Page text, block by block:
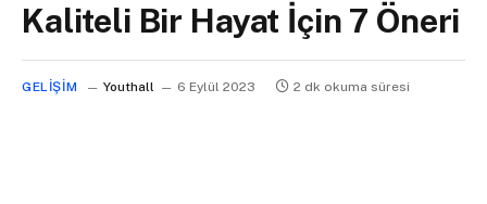
Kaliteli Bir Hayat İçin 7 Öneri
GELIŞIM Youthall 6 Eylül 2023 2 dk okuma süresi